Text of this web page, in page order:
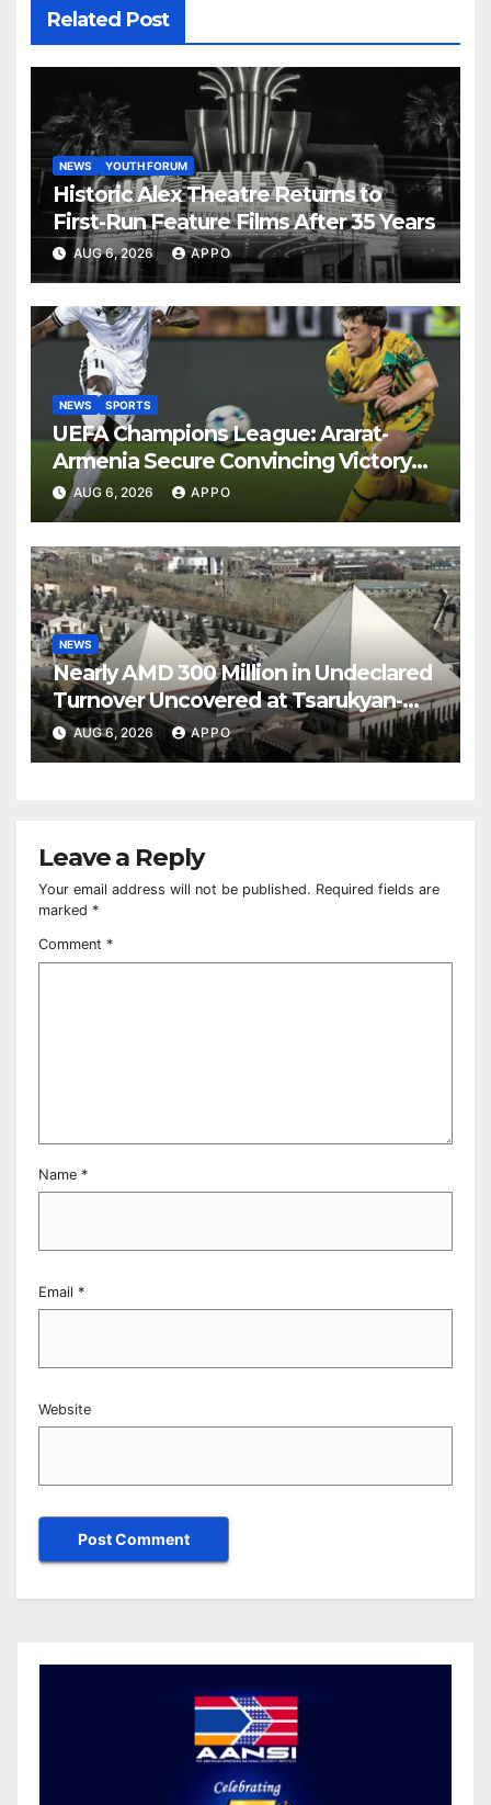
Related Post
NEWS YOUTH FORUM
Historic Alex Theatre Returns to
First-Run Feature Films After 35 Years
AUG 6, 2026 APPO
NEWS SPORTS
UEFA Champions League: Ararat-
Armenia Secure Convincing Victory
Over Shamrock Rovers 2-0
AUG 6, 2026 APPO
NEWS
Nearly AMD 300 Million in Undeclared
Turnover Uncovered at Tsarukyan-
Owned Entertainment Center
AUG 6, 2026 APPO
Leave a Reply
Your email address will not be published. Required fields are
marked *
Comment *
Name *
Email *
Website